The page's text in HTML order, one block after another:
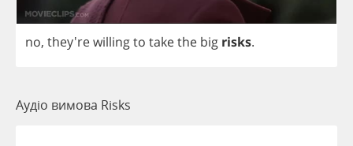
no, they'rewillingto takethe big risks.
Аудіо вимова Risks